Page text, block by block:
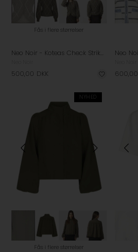
Fås i flere størrelser
Neo Noir - Koteas Check Strikcardigan - Taupe
500,00 DKK 600,00
NYHED
Fås i flere størrelser